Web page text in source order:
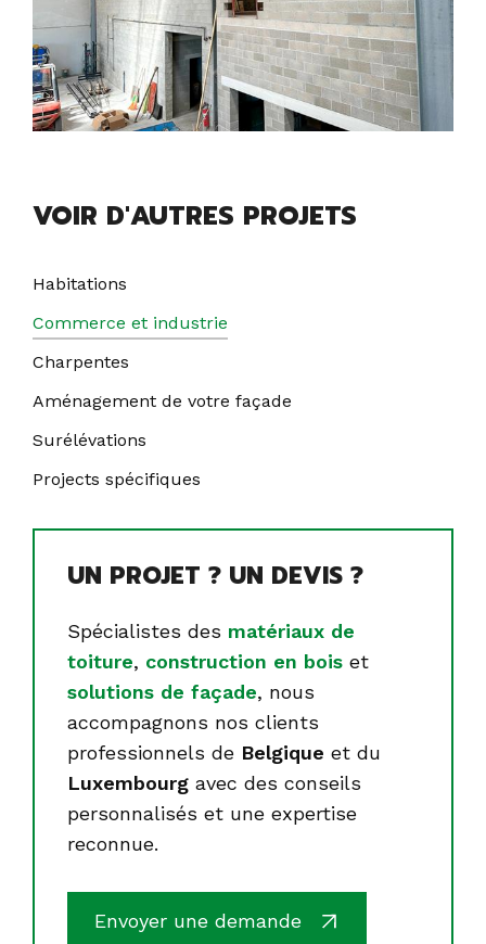
VOIR D'AUTRES PROJETS
Habitations
Commerce et industrie
Charpentes
Aménagement de votre façade
Surélévations
Projects spécifiques
UN PROJET ? UN DEVIS ?
Spécialistes des matériaux de
toiture, construction en bois et
solutions de façade, nous
accompagnons nos clients
professionnels de Belgique et du
Luxembourg avec des conseils
personnalisés et une expertise
reconnue.
Envoyer une demande